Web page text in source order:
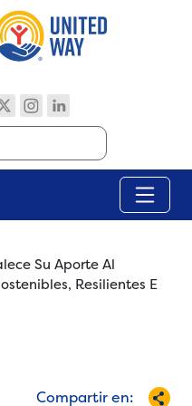
Su Aporte Al
Resilientes E
Compartir en: